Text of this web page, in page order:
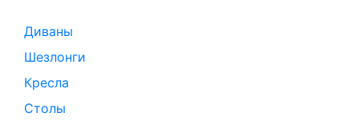
Диваны
Шезлонги
Кресла
Столы